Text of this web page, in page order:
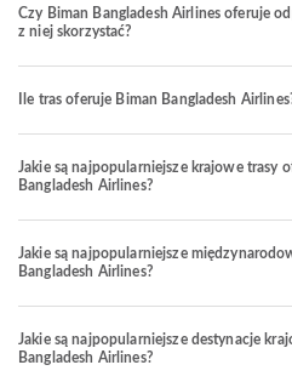
Czy Biman Bangladesh Airlines oferuje
z niej skorzystać?
Ile tras oferuje Biman Bangladesh
Jakie są najpopularniejsze krajowe trasy
Bangladesh Airlines?
Jakie są najpopularniejsze
Bangladesh Airlines?
Jakie są najpopularniejsze destynacje
Bangladesh Airlines?